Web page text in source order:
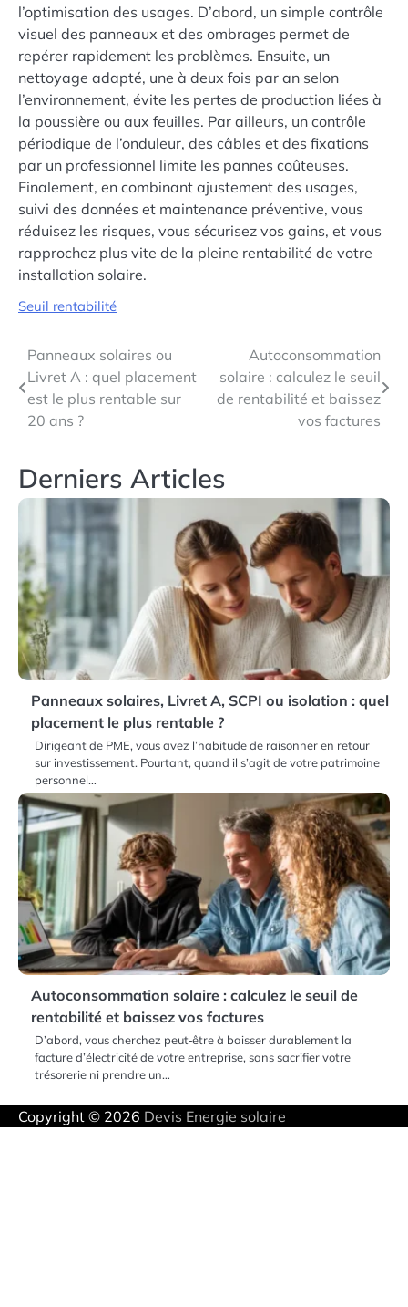
l’optimisation des usages. D’abord, un simple contrôle
visuel des panneaux et des ombrages permet de
repérer rapidement les problèmes. Ensuite, un
nettoyage adapté, une à deux fois par an selon
l’environnement, évite les pertes de production liées à
la poussière ou aux feuilles. Par ailleurs, un contrôle
périodique de l’onduleur, des câbles et des fixations
par un professionnel limite les pannes coûteuses.
Finalement, en combinant ajustement des usages,
suivi des données et maintenance préventive, vous
réduisez les risques, vous sécurisez vos gains, et vous
rapprochez plus vite de la pleine rentabilité de votre
installation solaire.
Seuil rentabilité
Navigation
de
l’article
Panneaux solaires ou
Livret A : quel placement
est le plus rentable sur
20 ans ?
Autoconsommation
solaire : calculez le seuil
de rentabilité et baissez
vos factures
Derniers Articles
Panneaux solaires, Livret A, SCPI ou isolation : quel
placement le plus rentable ?
Dirigeant de PME, vous avez l’habitude de raisonner en retour
sur investissement. Pourtant, quand il s’agit de votre patrimoine
personnel…
Autoconsommation solaire : calculez le seuil de
rentabilité et baissez vos factures
D’abord, vous cherchez peut‑être à baisser durablement la
facture d’électricité de votre entreprise, sans sacrifier votre
trésorerie ni prendre un…
Copyright © 2026 Devis Energie solaire